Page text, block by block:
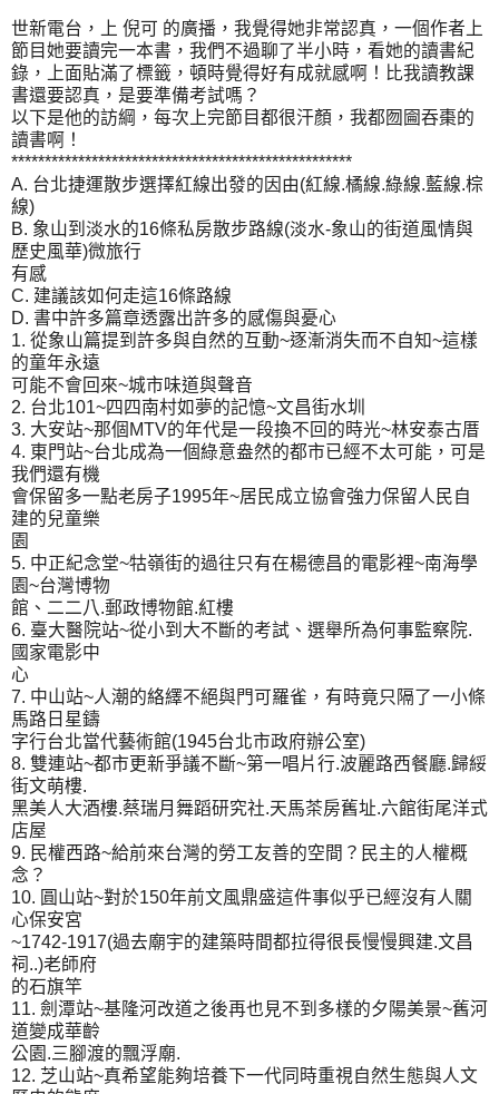
世新電台，上 倪可 的廣播，我覺得她非常認真，一個作者上
節目她要讀完一本書，我們不過聊了半小時，看她的讀書紀
錄，上面貼滿了標籤，頓時覺得好有成就感啊！比我讀教課
書還要認真，是要準備考試嗎？
以下是他的訪綱，每次上完節目都很汗顏，我都囫圇吞棗的
讀書啊！
***************************************************
A. 台北捷運散步選擇紅線出發的因由(紅線.橘線.綠線.藍線.棕
線)
B. 象山到淡水的16條私房散步路線(淡水-象山的街道風情與
歷史風華)微旅行
有感
C. 建議該如何走這16條路線
D. 書中許多篇章透露出許多的感傷與憂心
1. 從象山篇提到許多與自然的互動~逐漸消失而不自知~這樣
的童年永遠
可能不會回來~城市味道與聲音
2. 台北101~四四南村如夢的記憶~文昌街水圳
3. 大安站~那個MTV的年代是一段換不回的時光~林安泰古厝
4. 東門站~台北成為一個綠意盎然的都市已經不太可能，可是
我們還有機
會保留多一點老房子1995年~居民成立協會強力保留人民自
建的兒童樂
園
5. 中正紀念堂~牯嶺街的過往只有在楊德昌的電影裡~南海學
園~台灣博物
館、二二八.郵政博物館.紅樓
6. 臺大醫院站~從小到大不斷的考試、選舉所為何事監察院.
國家電影中
心
7. 中山站~人潮的絡繹不絕與門可羅雀，有時竟只隔了一小條
馬路日星鑄
字行台北當代藝術館(1945台北市政府辦公室)
8. 雙連站~都市更新爭議不斷~第一唱片行.波麗路西餐廳.歸綏
街文萌樓.
黑美人大酒樓.蔡瑞月舞蹈研究社.天馬茶房舊址.六館街尾洋式
店屋
9. 民權西路~給前來台灣的勞工友善的空間？民主的人權概
念？
10. 圓山站~對於150年前文風鼎盛這件事似乎已經沒有人關
心保安宮
~1742-1917(過去廟宇的建築時間都拉得很長慢慢興建.文昌
祠..)老師府
的石旗竿
11. 劍潭站~基隆河改道之後再也見不到多樣的夕陽美景~舊河
道變成華齡
公園.三腳渡的飄浮廟.
12. 芝山站~真希望能夠培養下一代同時重視自然生態與人文